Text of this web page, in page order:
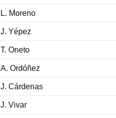
L. Moreno
J. Yépez
T. Oneto
A. Ordóñez
J. Cárdenas
J. Vivar